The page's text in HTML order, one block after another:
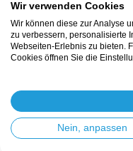
mit
HEMS-fähige
mit
Unterkonstruktion
Aufständerung
Modulklemmen
Wir verwenden Cookies
Wir können diese zur Analyse
zu verbessern, personalisierte
Webseiten-Erlebnis zu bieten.
Cookies öffnen Sie die
Nein, anpassen